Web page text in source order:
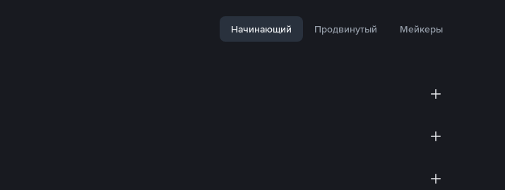
Начинающий Продвинутый Мейкеры